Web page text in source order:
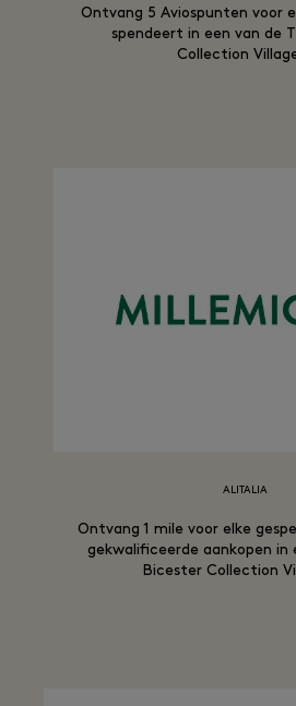
Ontvang 5 Aviospunten voor
spendeert in een van de
Collection
ALITALIA
Ontvang 1 mile voor elke
gekwalificeerde aankopen in
Bicester Collection